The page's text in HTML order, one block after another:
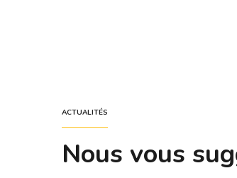
ACTUALITÉS
Nous vous